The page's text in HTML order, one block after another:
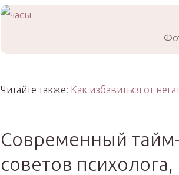
Читайте также: Как избавиться от
Современный
советов